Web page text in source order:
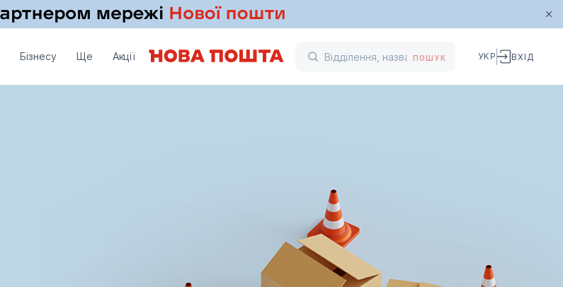
Бізнесу Ще Акції ПОШУК УКР ВХІД